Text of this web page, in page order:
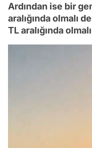
Ardından ise bir
aralığında olmalı
TL aralığında